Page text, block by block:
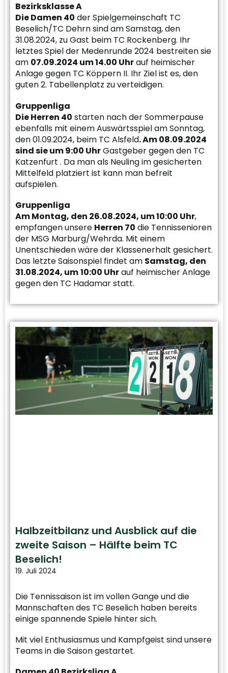
Bezirksklasse A
Die Damen 40 der Spielgemeinschaft TC
Beselich/TC Dehrn sind am Samstag, den
31.08.2024, zu Gast beim TC Rockenberg. Ihr
letztes Spiel der Medenrunde 2024 bestreiten sie
am 07.09.2024 um 14.00 Uhrauf heimischer
Anlage gegen TC Köppern II. Ihr Ziel ist es, den
guten 2. Tabellenplatz zu verteidigen.
Gruppenliga
Die Herren 40 starten nach der Sommerpause
ebenfalls mit einem Auswärtsspiel am Sonntag,
den 01.09.2024, beim TC Alsfeld. Am 08.09.2024
sind sie um 9:00 UhrGastgeber gegen den TC
Katzenfurt . Da man als Neuling im gesicherten
Mittelfeld platziert ist kann man befreit
aufspielen.
Gruppenliga
Am Montag, den 26.08.2024, um 10:00 Uhr,
empfangen unsere Herren 70 die Tennissenioren
der MSG Marburg/Wehrda. Mit einem
Unentschieden wäre der Klassenerhalt gesichert.
Das letzte Saisonspiel findet am Samstag, den
31.08.2024, um10:00 Uhrauf heimischer Anlage
gegen den TC Hadamar statt.
Halbzeitbilanz und Ausblick auf die
zweite Saison – Hälfte beim TC
Beselich!
19. Juli 2024
Die Tennissaison ist im vollen Gange und die
Mannschaften des TC Beselich haben bereits
einige spannende Spiele hinter sich.
Mit viel Enthusiasmus und Kampfgeist sind unsere
Teams in die Saison gestartet.